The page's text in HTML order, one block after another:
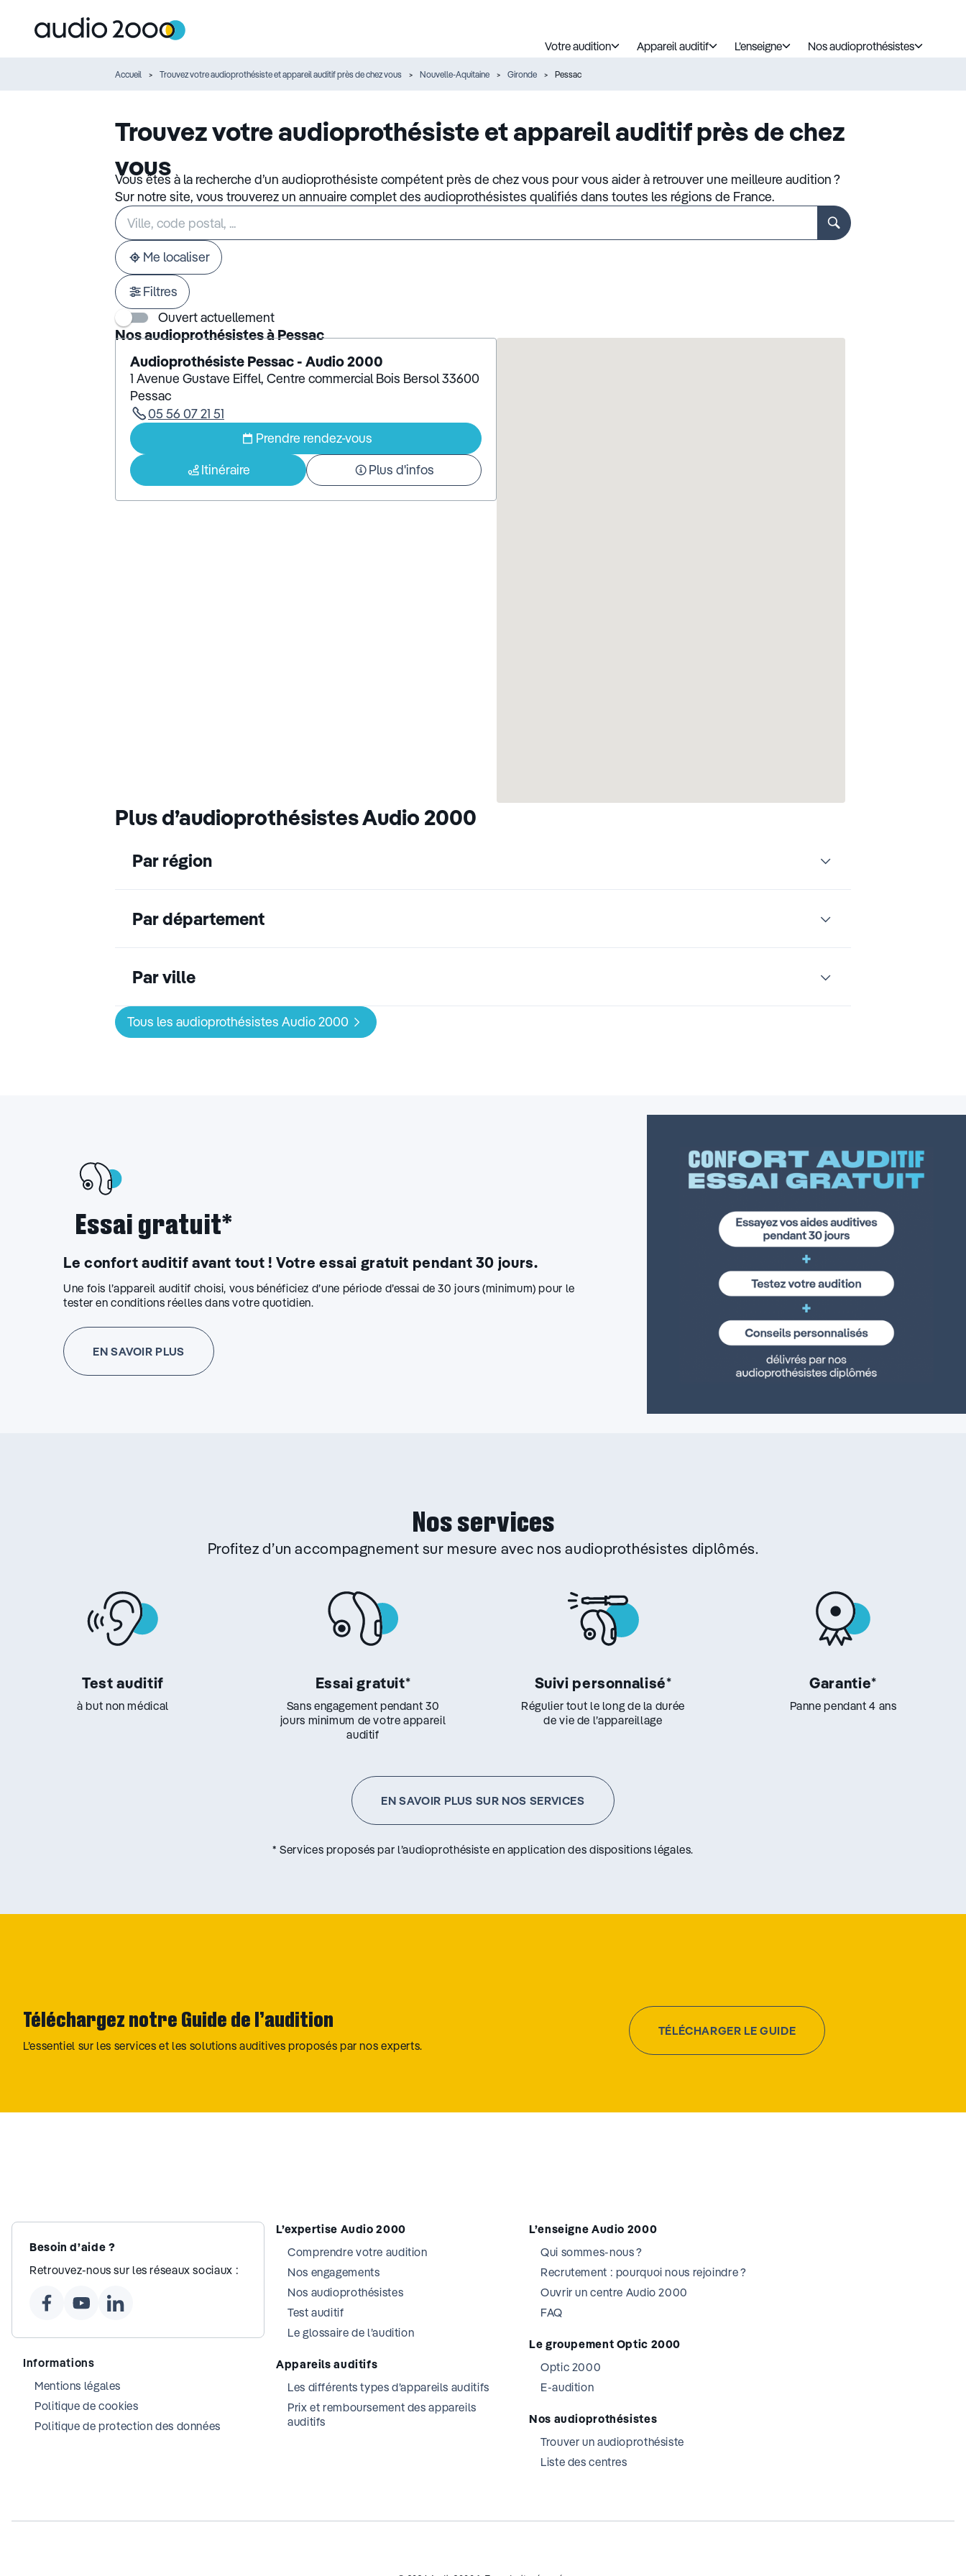
Votre audition Appareil auditif L’enseigne Nos audioprothésistes
Accueil Trouvez votre audioprothésiste et appareil auditif près de chez vous Nouvelle-Aquitaine Gironde Pessac
Trouvez votre audioprothésiste et appareil auditif près de chez
vous
Vous êtes à la recherche d’un audioprothésiste compétent près de chez vous pour vous aider à retrouver une meilleure audition ?
Sur notre site, vous trouverez un annuaire complet des audioprothésistes qualifiés dans toutes les régions de France.
Veuillez
renseigner
une
adresse
Me localiser
Filtres
Ouvert actuellement
Nos audioprothésistes à Pessac
Audioprothésiste Pessac - Audio 2000
1 Avenue Gustave Eiffel, Centre commercial Bois Bersol 33600
Pessac
05 56 07 21 51
Prendre rendez-vous
Itinéraire
Plus d'infos
Plus d’audioprothésistes Audio 2000
Par région
Par département
Par ville
Tous les audioprothésistes Audio 2000
Essai gratuit*
Le confort auditif avant tout ! Votre essai gratuit pendant 30 jours.
Une fois l’appareil auditif choisi, vous bénéficiez d’une période d’essai de 30 jours (minimum) pour le
tester en conditions réelles dans votre quotidien.
EN SAVOIR PLUS
Nos services
Profitez d’un accompagnement sur mesure avec nos audioprothésistes diplômés.
Test auditif
à but non médical
Essai gratuit*
Sans engagement pendant 30
jours minimum de votre appareil
auditif
Suivi personnalisé*
Régulier tout le long de la durée
de vie de l’appareillage
Garantie*
Panne pendant 4 ans
EN SAVOIR PLUS SUR NOS SERVICES
* Services proposés par l’audioprothésiste en application des dispositions légales.
Téléchargez notre Guide de l’audition
L’essentiel sur les services et les solutions auditives proposés par nos experts.
TÉLÉCHARGER LE GUIDE
Besoin d’aide ?
Retrouvez-nous sur les réseaux sociaux :
Informations
Mentions légales
Politique de cookies
Politique de protection des données
L’expertise Audio 2000
Comprendre votre audition
Nos engagements
Nos audioprothésistes
Test auditif
Le glossaire de l’audition
Appareils auditifs
Les différents types d’appareils auditifs
Prix et remboursement des appareils
auditifs
L’enseigne Audio 2000
Qui sommes-nous ?
Recrutement : pourquoi nous rejoindre ?
Ouvrir un centre Audio 2000
FAQ
Le groupement Optic 2000
Optic 2000
E-audition
Nos audioprothésistes
Trouver un audioprothésiste
Liste des centres